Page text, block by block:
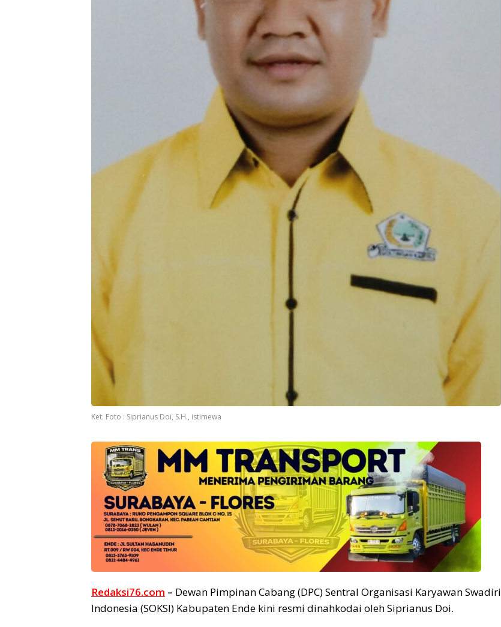
Ket. Foto : Siprianus Doi, S.H., istimewa
Redaksi76.com – Dewan Pimpinan Cabang (DPC) Sentral Organisasi Karyawan Swadiri
Indonesia (SOKSI) Kabupaten Ende kini resmi dinahkodai oleh Siprianus Doi.